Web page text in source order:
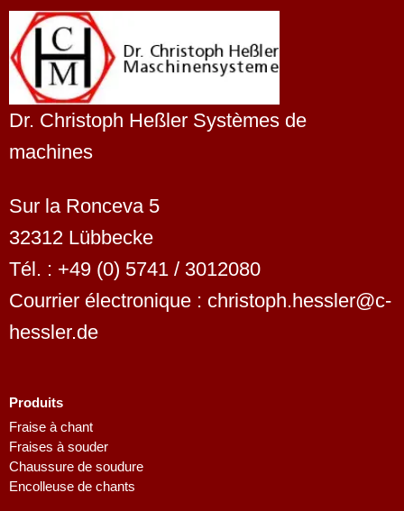
Dr. Christoph Heßler Systèmes de
machines
Sur la Ronceva 5
32312 Lübbecke
Tél. : +49 (0) 5741 / 3012080
Courrier électronique : christoph.hessler@c-
hessler.de
Produits
Fraise à chant
Fraises à souder
Chaussure de soudure
Encolleuse de chants